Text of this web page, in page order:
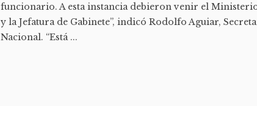
funcionario. A esta instancia debieron venir el
y la Jefatura de Gabinete”, indicó Rodolfo Aguiar,
Nacional. “Está ...